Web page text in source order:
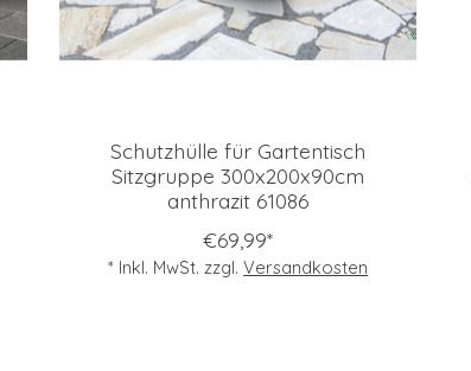
Schutzhülle für Gartentisch
Sitzgruppe 300x200x90cm
anthrazit 61086
€69,99*
* Inkl. MwSt. zzgl.Versandkosten